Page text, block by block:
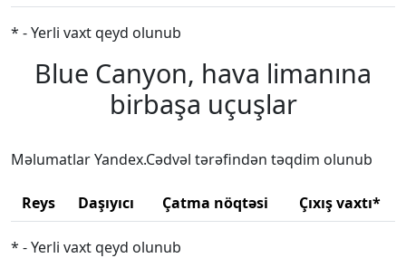
* - Yerli vaxt qeyd olunub
Blue Canyon, hava limanına
birbaşa uçuşlar
Məlumatlar Yandex.Cədvəl tərəfindən təqdim olunub
Reys Daşıyıcı Çatma nöqtəsi Çıxış vaxtı*
* - Yerli vaxt qeyd olunub